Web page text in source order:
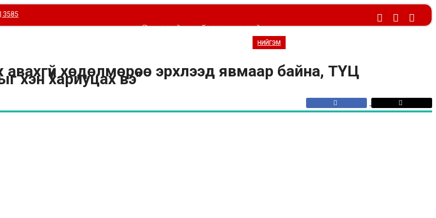
Эерэг мэдээллийг эн тэргүүнд
3585
НИЙГЭМ
хөдөлмөрөө эрхлээд явмаар байна, ТҮЦ
хэн хариуцах вэ"